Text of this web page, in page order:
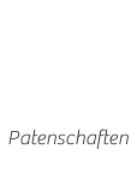
Patenschaften